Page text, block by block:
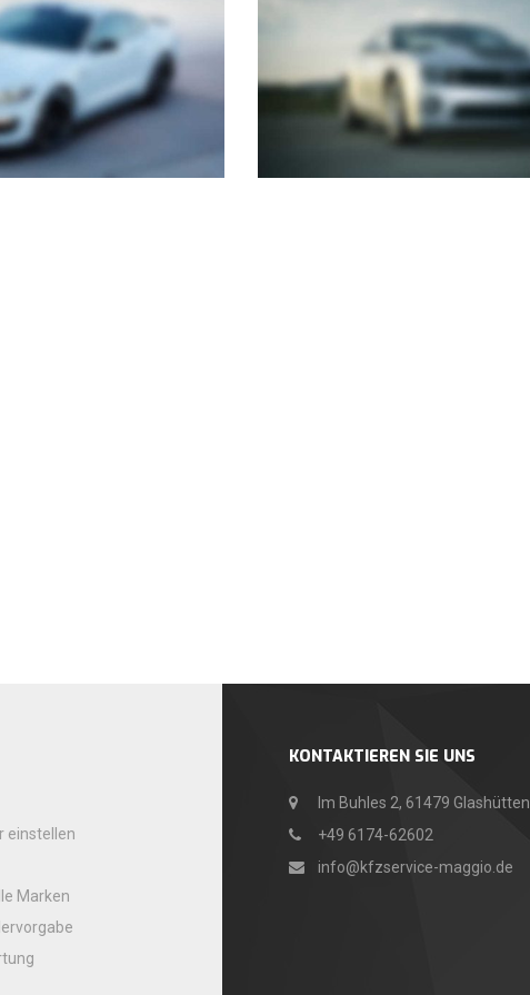
KONTAKTIEREN SIE UNS
Im Buhles 2, 61479 Glashütten
+49 6174-62602
info@kfzservice-maggio.de
einstellen
Marken